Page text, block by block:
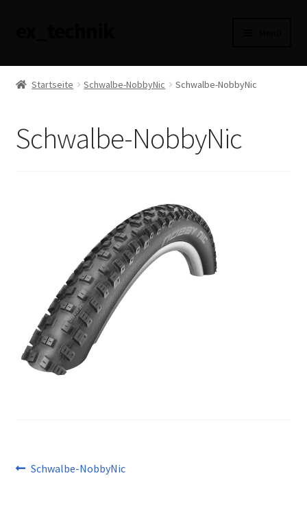
AGB
Haftungsausschluss
Widerrufsbelehrung
Zahlungsarten
Kontakt
Startseite Schwalbe-NobbyNic Schwalbe-NobbyNic
Schwalbe-NobbyNic
Beitragsnavigation
Vorheriger
Schwalbe-NobbyNic